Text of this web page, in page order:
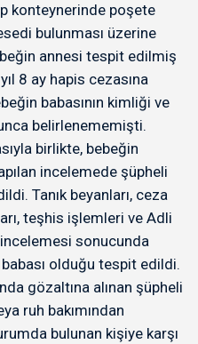
konteynerinde poşete
bulunması üzerine
annesi tespit edilmiş
8 ay hapis cezasına
babasının kimliği ve
belirlenememişti.
birlikte, bebeğin
incelemede şüpheli
Tanık beyanları, ceza
teşhis işlemleri ve Adli
incelemesi sonucunda
olduğu tespit edildi.
gözaltına alınan şüpheli
ruh bakımından
bulunan kişiye karşı